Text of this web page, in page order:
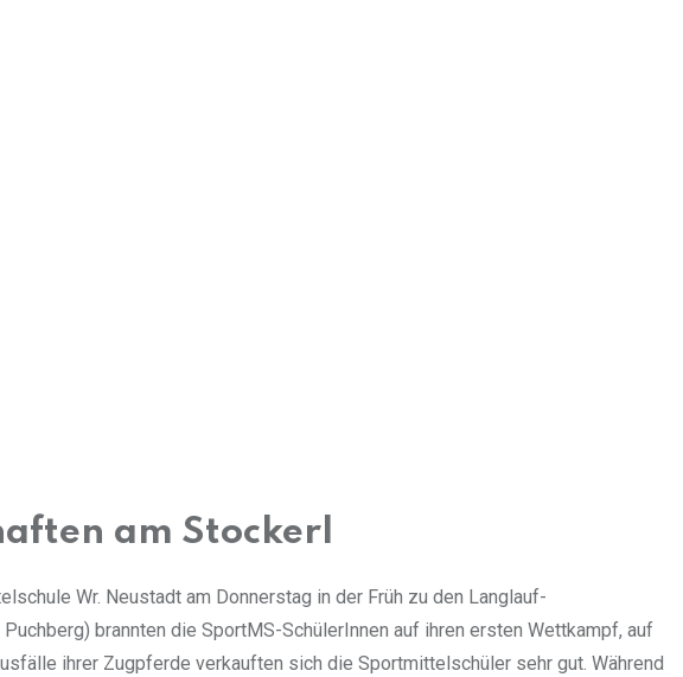
am Stockerl
Wr. Neustadt am Donnerstag in der Früh zu den Langlauf-
brannten die SportMS-SchülerInnen auf ihren ersten Wettkampf, auf
ihrer Zugpferde verkauften sich die Sportmittelschüler sehr gut. Während